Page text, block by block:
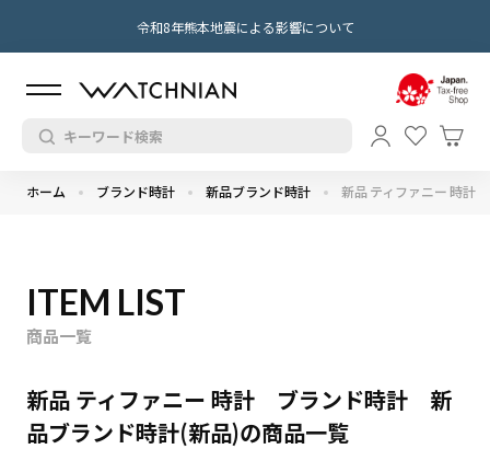
令和8年熊本地震による影響について
ホーム ブランド時計 新品ブランド時計 新品 ティファニー 時計
ITEM LIST
商品一覧
新品 ティファニー 時計 ブランド時計 新
品ブランド時計(新品)の商品一覧